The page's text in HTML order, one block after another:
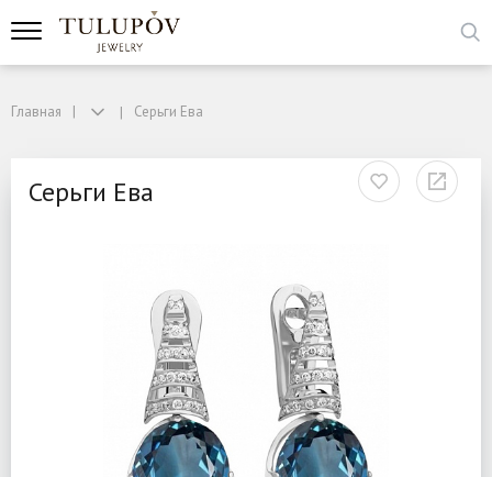
Главная Серьги Ева
Серьги Ева